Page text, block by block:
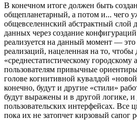
В конечном итоге должен быть
общепланетарный, а потом и... чего
общевселеннский абстрактный слой
данных через создание
реализуется на данный момент — это
реализаций, нацеленная на то, чтобы
«среднестатистическому городскому
пользователям привычные
голове когнитивной кувалдой
конечно, будут и другие «стили»
будут выражены и в другой логике, и
пользовательских интерфейсах. Все
пока их не затопчет кирзовый сапог